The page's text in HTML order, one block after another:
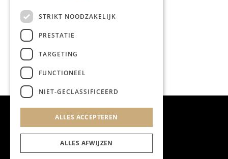
STRIKT NOODZAKELIJK
PRESTATIE
TARGETING
FUNCTIONEEL
NIET-GECLASSIFICEERD
ALLES ACCEPTEREN
ALLES AFWIJZEN